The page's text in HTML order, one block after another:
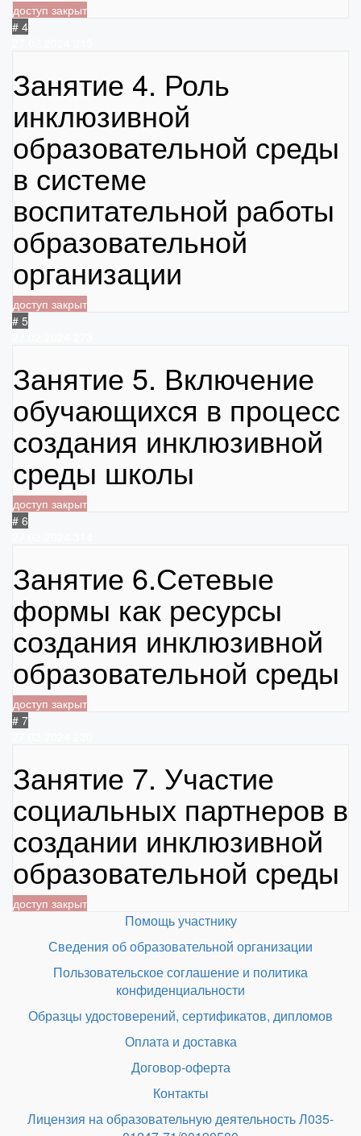
доступ закрыт
# 4
Занятие 4. Роль
инклюзивной
образовательной среды
в системе
воспитательной работы
образовательной
организации
доступ закрыт
# 5
Занятие 5. Включение
обучающихся в процесс
создания инклюзивной
среды школы
доступ закрыт
# 6
Занятие 6.Сетевые
формы как ресурсы
создания инклюзивной
образовательной среды
доступ закрыт
# 7
Занятие 7. Участие
социальных партнеров в
создании инклюзивной
образовательной среды
доступ закрыт
Помощь участнику
Сведения об образовательной организации
Пользовательское соглашение и политика
конфиденциальности
Образцы удостоверений, сертификатов, дипломов
Оплата и доставка
Договор-оферта
Контакты
Лицензия на образовательную деятельность Л035-